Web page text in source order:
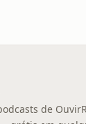
de